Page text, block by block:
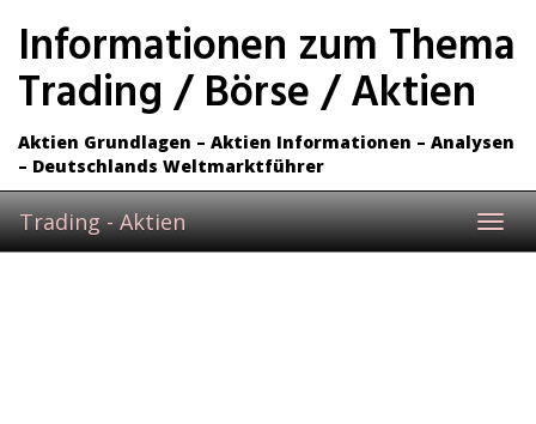
main
content
Informationen zum Thema
Trading / Börse / Aktien
Aktien Grundlagen – Aktien Informationen – Analysen
– Deutschlands Weltmarktführer
Trading - Aktien